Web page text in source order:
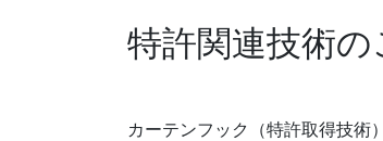
特許関連技術の
カーテンフック
（特許取得技術）